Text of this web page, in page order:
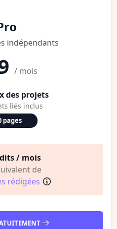
indépendants
/ mois
des projets
liés inclus
pages
/ mois
de
rédigées